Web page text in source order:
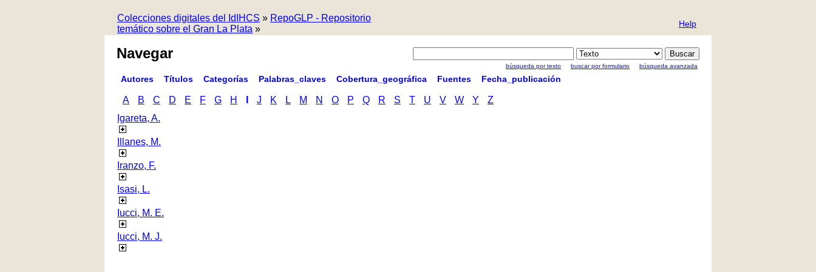
Colecciones digitales del IdIHCS » RepoGLP - Repositorio
temático sobre el Gran La Plata » Help
Navegar
búsqueda por texto buscar por formulario búsqueda avanzada
Autores Títulos Categorías Palabras_claves Cobertura_geográfica Fuentes Fecha_publicación
A B C D E F G H J K L M N O P Q R S T U V W Y
Z
Igareta, A.
Illanes, M.
Iranzo, F.
Isasi, L.
Iucci, M. E.
Iucci, M. J.